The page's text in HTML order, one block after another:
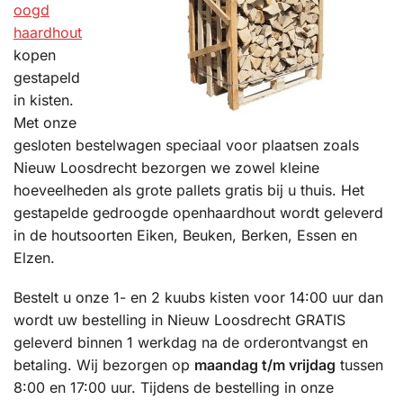
oogd
haardhout
kopen
gestapeld
in kisten.
Met onze
gesloten bestelwagen speciaal voor plaatsen zoals
Nieuw Loosdrecht bezorgen we zowel kleine
hoeveelheden als grote pallets gratis bij u thuis. Het
gestapelde gedroogde openhaardhout wordt geleverd
in de houtsoorten Eiken, Beuken, Berken, Essen en
Elzen.
Bestelt u onze 1- en 2 kuubs kisten voor 14:00 uur dan
wordt uw bestelling in Nieuw Loosdrecht GRATIS
geleverd binnen 1 werkdag na de orderontvangst en
betaling. Wij bezorgen op maandag t/m vrijdag tussen
8:00 en 17:00 uur. Tijdens de bestelling in onze